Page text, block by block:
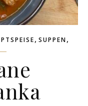
, SUPPEN,